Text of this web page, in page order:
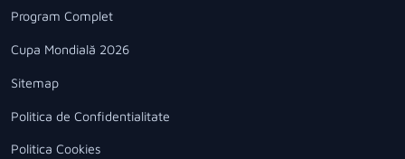
Program Complet
Cupa Mondială 2026
Sitemap
Politica de Confidentialitate
Politica Cookies